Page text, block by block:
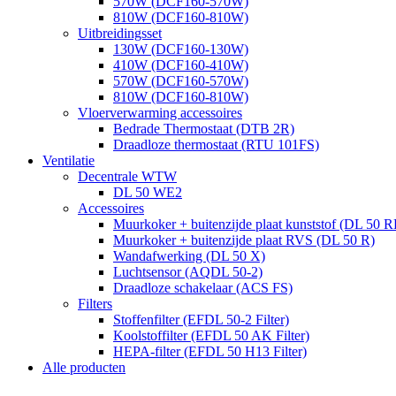
810W (DCF160-810W)
Uitbreidingsset
130W (DCF160-130W)
410W (DCF160-410W)
570W (DCF160-570W)
810W (DCF160-810W)
Vloerverwarming accessoires
Bedrade Thermostaat (DTB 2R)
Draadloze thermostaat (RTU 101FS)
Ventilatie
Decentrale WTW
DL 50 WE2
Accessoires
Muurkoker + buitenzijde plaat kunststof (DL 50
Muurkoker + buitenzijde plaat RVS (DL 50 R)
Wandafwerking (DL 50 X)
Luchtsensor (AQDL 50-2)
Draadloze schakelaar (ACS FS)
Filters
Stoffenfilter (EFDL 50-2 Filter)
Koolstoffilter (EFDL 50 AK Filter)
HEPA-filter (EFDL 50 H13 Filter)
Alle producten